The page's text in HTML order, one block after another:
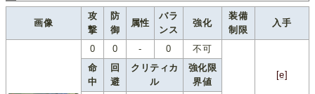
画像
攻
撃
防
御
属性
バラ
ンス
強化
装備
制限
入手
0 0 - 0 不可
[e]
命
中
回
避
クリティカ
ル
強化限
界値